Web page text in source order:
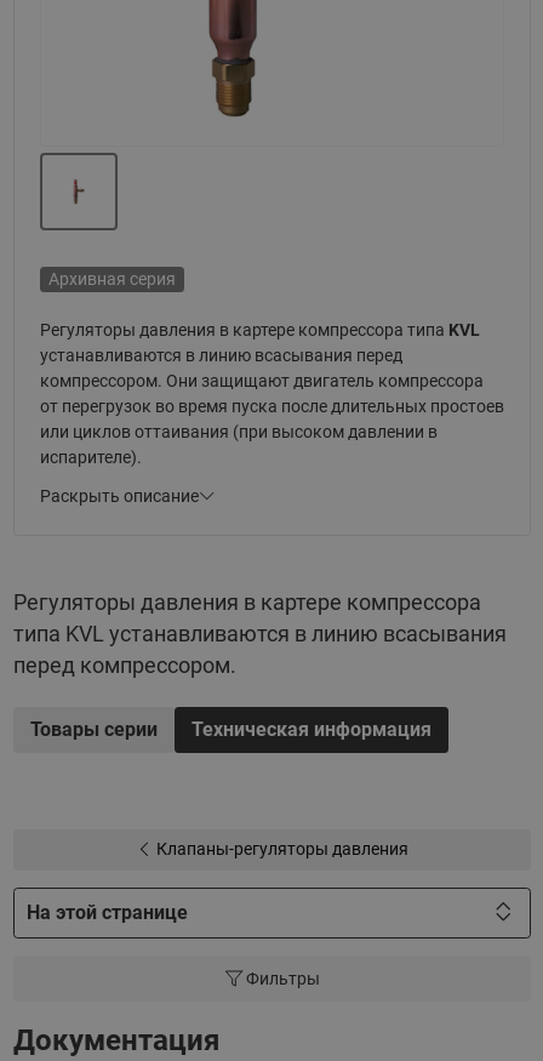
Архивная серия
Регуляторы давления в картере компрессора типа KVL
устанавливаются в линию всасывания перед
компрессором. Они защищают двигатель компрессора
от перегрузок во время пуска после длительных простоев
или циклов оттаивания (при высоком давлении в
испарителе).
Основные параметры:
Температура среды: -60...+130 °C.
Диапазон регулирования от 0,2 до 6,0 бар.
рабочее давление 18 бар.
Максимальное испытательное давление: 19,8 бар.
Раскрыть описание
Регуляторы давления в картере компрессора
типа KVL устанавливаются в линию всасывания
перед компрессором.
Товары серии Техническая информация
Клапаны-регуляторы давления
На этой странице
Фильтры
Документация